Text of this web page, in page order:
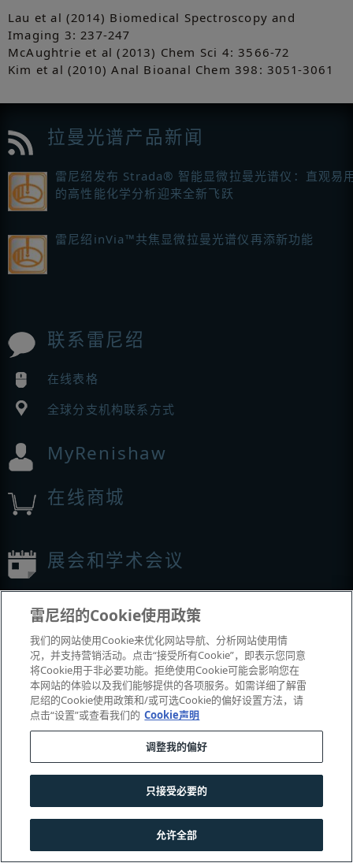
Lau et al (2014) Biomedical Spectroscopy and
Imaging 3: 237-247
McAughtrie et al (2013) Chem Sci 4: 3566-72
Kim et al (2010) Anal Bioanal Chem 398: 3051-3061
拉曼光谱产品新闻
雷尼绍发布 Strada® 智能显微拉曼光谱仪：直观易
的高性能化学分析迎来全新飞跃
雷尼绍inVia™共焦显微拉曼光谱仪再添新功能
联系雷尼绍
在线表格
全球分支机构联系方式
MyRenishaw
在线商城
展会和学术会议
© 2001-2026 Renishaw plc。版权所有。
联系我们|法务与合规|辅助功能|隐私|Cookie指南
沪公网安备 31010602004385号
雷尼绍的Cookie使用政策
我们的网站使用Cookie来优化网站导航、分析网站使用情
况，并支持营销活动。点击“接受所有Cookie”，即表示您同意
将Cookie用于非必要功能。拒绝使用Cookie可能会影响您在
本网站的体验以及我们能够提供的各项服务。如需详细了解雷
尼绍的Cookie使用政策和/或可选Cookie的偏好设置方法，请
点击“设置”或查看我们的 Cookie声明
调整我的偏好
只接受必要的
允许全部